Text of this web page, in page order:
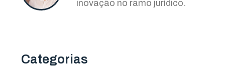
inovação no ramo jurídico.
Categorias